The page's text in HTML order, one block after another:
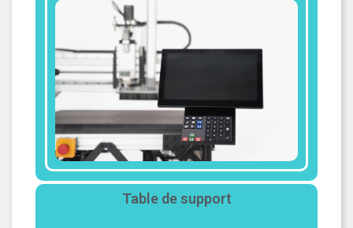
Table de support